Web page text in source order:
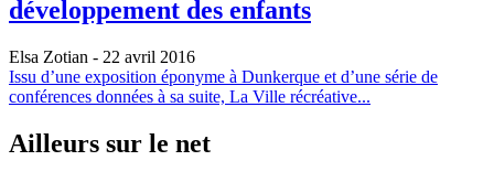
développement des enfants
Elsa Zotian - 22 avril 2016
Issu d’une exposition éponyme à Dunkerque et d’une série de
conférences données à sa suite, La Ville récréative...
Ailleurs sur le net